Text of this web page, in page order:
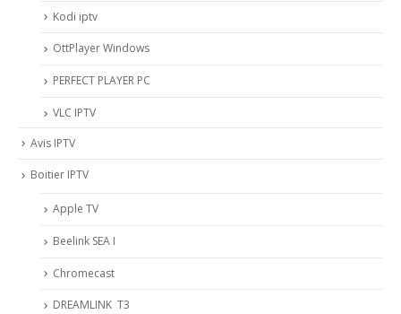
Kodi iptv
OttPlayer Windows
PERFECT PLAYER PC
VLC IPTV
Avis IPTV
Boitier IPTV
Apple TV
Beelink SEA I
Chromecast
DREAMLINK T3